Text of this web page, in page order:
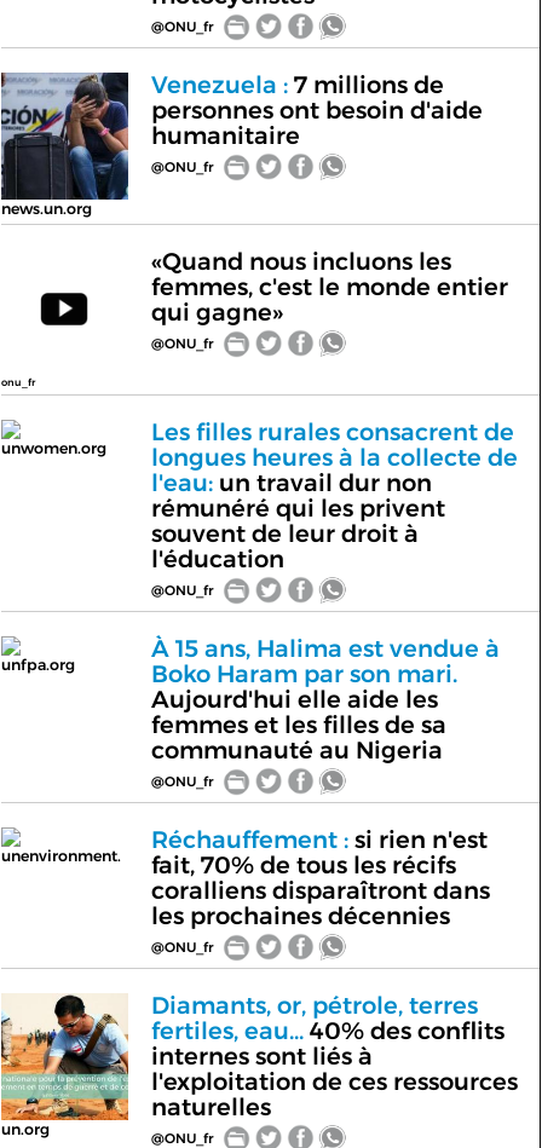
@ONU_fr
news.un.org
Venezuela :7 millions de
personnes ont besoin d'aide
humanitaire
@ONU_fr
onu_fr
«Quand nous incluons les
femmes, c'est le monde entier
qui gagne»
@ONU_fr
unwomen.org
Les filles rurales consacrent de
longues heures à la collecte de
l'eau:un travail dur non
rémunéré qui les privent
souvent de leur droit à
l'éducation
@ONU_fr
unfpa.org
À 15 ans, Halima est vendue à
Boko Haram par son mari.
Aujourd'hui elle aide les
femmes et les filles de sa
communauté au Nigeria
@ONU_fr
unenvironment.
Réchauffement :si rien n'est
fait, 70% de tous les récifs
coralliens disparaîtront dans
les prochaines décennies
@ONU_fr
un.org
Diamants, or, pétrole, terres
fertiles, eau...40% des conflits
internes sont liés à
l'exploitation de ces ressources
naturelles
@ONU_fr